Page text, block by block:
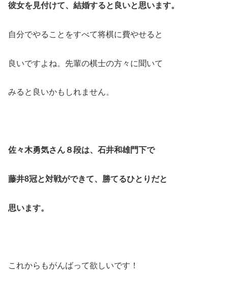
彼女を見付けて、結婚すると良いと思います。
自分でやることをすべて将棋に費やせると
良いですよね。先輩の棋士の方々に聞いて
みると良いかもしれません。
佐々木勇気さん８段は、石井和雄門下で
藤井8冠と対戦ができて、勝てるひとりだと
思います。
これからもがんばって欲しいです！